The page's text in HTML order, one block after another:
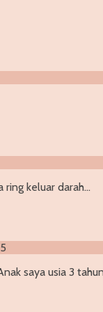
ring keluar darah…
saya usia 3